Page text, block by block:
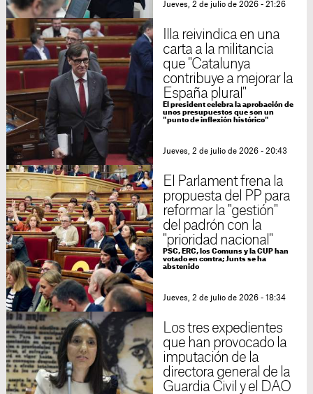
Jueves, 2 de julio de 2026 - 21:26
Illa reivindica en una
carta a la militancia
que "Catalunya
contribuye a mejorar la
España plural"
El president celebra la aprobación de
unos presupuestos que son un
"punto de inflexión histórico"
Jueves, 2 de julio de 2026 - 20:43
El Parlament frena la
propuesta del PP para
reformar la "gestión"
del padrón con la
"prioridad nacional"
PSC, ERC, los Comuns y la CUP han
votado en contra; Junts se ha
abstenido
Jueves, 2 de julio de 2026 - 18:34
Los tres expedientes
que han provocado la
imputación de la
directora general de la
Guardia Civil y el DAO